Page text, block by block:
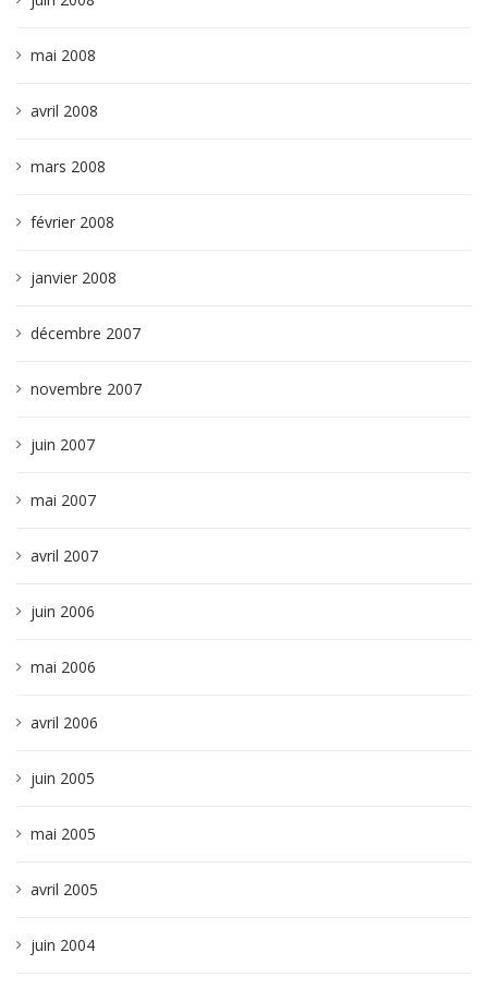
mai 2008
avril 2008
mars 2008
février 2008
janvier 2008
décembre 2007
novembre 2007
juin 2007
mai 2007
avril 2007
juin 2006
mai 2006
avril 2006
juin 2005
mai 2005
avril 2005
juin 2004